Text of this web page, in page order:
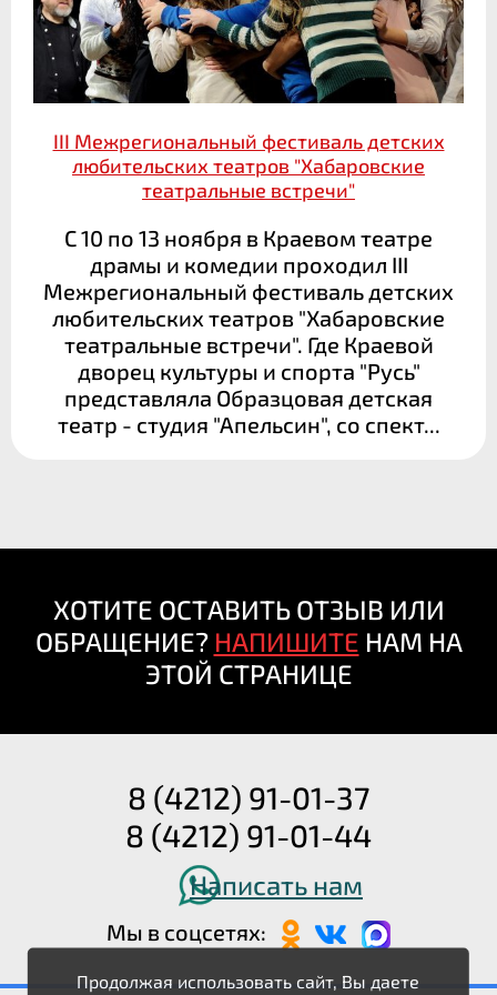
III Межрегиональный фестиваль детских
любительских театров "Хабаровские
театральные встречи"
С 10 по 13 ноября в Краевом театре
драмы и комедии проходил III
Межрегиональный фестиваль детских
любительских театров "Хабаровские
театральные встречи". Где Краевой
дворец культуры и спорта "Русь"
представляла Образцовая детская
театр - студия "Апельсин", со спект...
ХОТИТЕ ОСТАВИТЬ ОТЗЫВ ИЛИ
ОБРАЩЕНИЕ? НАПИШИТЕ НАМ НА
ЭТОЙ СТРАНИЦЕ
8 (4212) 91-01-37
8 (4212) 91-01-44
Написать нам
Мы в соцсетях:
Продолжая использовать сайт, Вы даете